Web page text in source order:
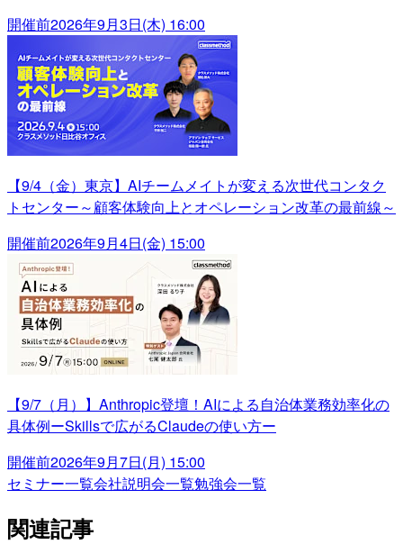
開催前2026年9月3日(木) 16:00
【9/4（金）東京】AIチームメイトが変える次世代コンタク
トセンター～顧客体験向上とオペレーション改革の最前線～
開催前2026年9月4日(金) 15:00
【9/7（月）】Anthropic登壇！AIによる自治体業務効率化の
具体例ーSkillsで広がるClaudeの使い方ー
開催前2026年9月7日(月) 15:00
セミナー一覧会社説明会一覧勉強会一覧
関連記事